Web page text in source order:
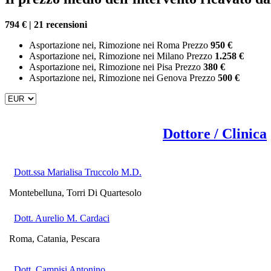
794 € | 21 recensioni
Asportazione nei, Rimozione nei Roma Prezzo 950 €
Asportazione nei, Rimozione nei Milano Prezzo 1.258 €
Asportazione nei, Rimozione nei Pisa Prezzo 380 €
Asportazione nei, Rimozione nei Genova Prezzo 500 €
Dottore / Clinica
Dott.ssa Marialisa Truccolo M.D.
Montebelluna, Torri Di Quartesolo
Dott. Aurelio M. Cardaci
Roma, Catania, Pescara